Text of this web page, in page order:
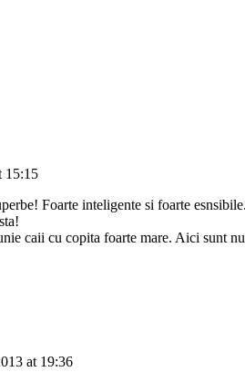
15:15
Foarte inteligente si foarte
caii cu copita foarte mare. Aici sunt
at 19:36